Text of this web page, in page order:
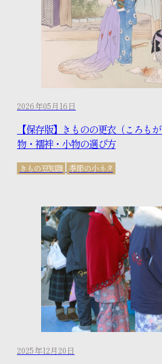
2026年05月16日
【保存版】きものの更衣（ころも
物・襦袢・小物の選び方
きもの豆知識 季節の小ネタ
2025年12月20日